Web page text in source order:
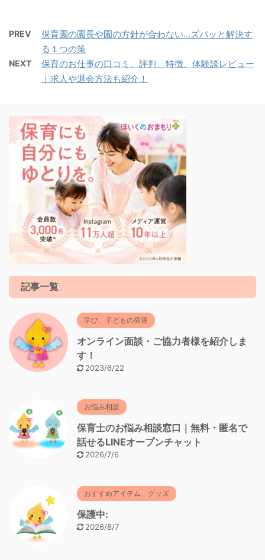
PREV
保育園の園長や園の方針が合わない…ズバッと解決す
る１つの策
NEXT
保育のお仕事の口コミ、評判、特徴、体験談レビュー
｜求人や退会方法も紹介！
記事一覧
学び、子どもの発達
オンライン面談・ご協力者様を紹介しま
す！
2023/6/22
お悩み相談
保育士のお悩み相談窓口｜無料・匿名で
話せるLINEオープンチャット
2026/7/6
おすすめアイテム、グッズ
保護中:
2026/8/7